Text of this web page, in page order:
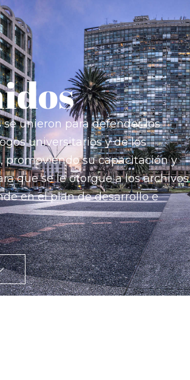
unieron para defender los
universitarios y de los
promoviendo su capacitación y
que se le otorgue a los archivos
en el plan de desarrollo e